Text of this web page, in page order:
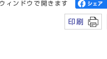
ィンドウで開きます
印刷